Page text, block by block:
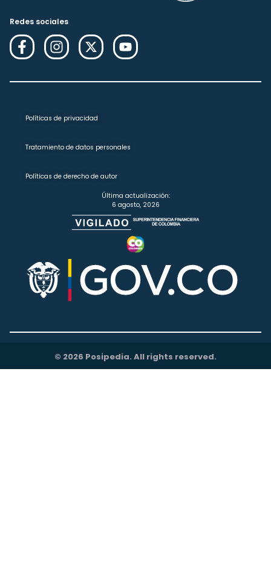
Redes sociales
Políticas de privacidad
Tratamiento de datos personales
Políticas de derecho de autor
Última actualización:
6 agosto, 2026
© 2026 Posipedia. All rights reserved.